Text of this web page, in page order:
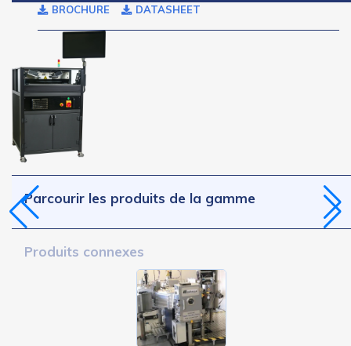
BROCHURE DATASHEET
Parcourir les produits de la gamme
Produits connexes